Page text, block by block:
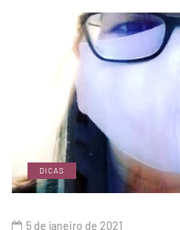
DICAS
5 de janeiro de 2021